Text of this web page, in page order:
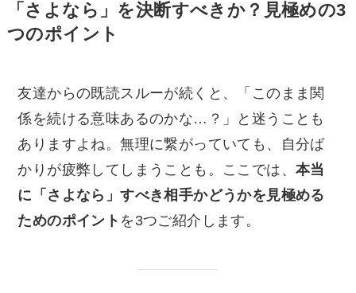
「さよなら」を決断すべきか？見極めの3
つのポイント
友達からの既読スルーが続くと、「このまま関
係を続ける意味あるのかな…？」と迷うことも
ありますよね。無理に繋がっていても、自分ば
かりが疲弊してしまうことも。ここでは、本当
に「さよなら」すべき相手かどうかを見極める
ためのポイント を3つご紹介します。